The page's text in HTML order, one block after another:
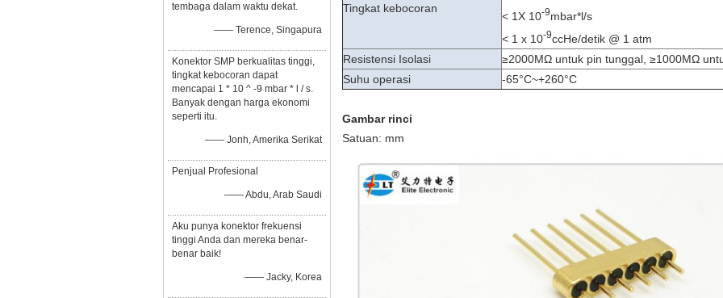
tembaga dalam waktu dekat.
—— Terence, Singapura
Konektor SMP berkualitas tinggi,
tingkat kebocoran dapat
mencapai 1 * 10 ^ -9 mbar * l / s.
Banyak dengan harga ekonomi
seperti itu.
—— Jonh, Amerika Serikat
Penjual Profesional
—— Abdu, Arab Saudi
Aku punya konektor frekuensi
tinggi Anda dan mereka benar-
benar baik!
—— Jacky, Korea
Tingkat kebocoran
< 1X 10-9mbar*l/s
< 1 x 10-9ccHe/detik @ 1 atm
Resistensi Isolasi
≥2000MΩ untuk pin tunggal, ≥1000MΩ
Suhu operasi
-65°C~+260°C
Gambar rinci
Satuan: mm